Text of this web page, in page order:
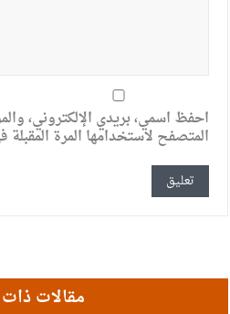
احفظ اسمي، بريدي الإلكتروني،
المتصفح لاستخدامها المرة المقبلة
مقالات